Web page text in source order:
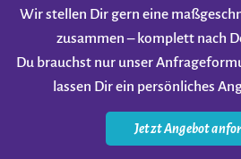
Wir stellen Dir gern eine
zusammen – komplett nach
Du brauchst nur unser
lassen Dir ein persönliches
Jetzt Angebot